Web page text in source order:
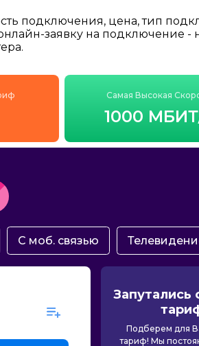
подключения, цена, тип
заявку на подключение -
Самая Высокая
1000
С моб. связью
Запутались
Подберем для
тариф! Мы